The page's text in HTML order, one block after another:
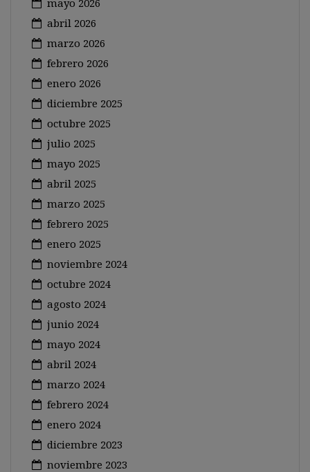
mayo 2026
abril 2026
marzo 2026
febrero 2026
enero 2026
diciembre 2025
octubre 2025
julio 2025
mayo 2025
abril 2025
marzo 2025
febrero 2025
enero 2025
noviembre 2024
octubre 2024
agosto 2024
junio 2024
mayo 2024
abril 2024
marzo 2024
febrero 2024
enero 2024
diciembre 2023
noviembre 2023